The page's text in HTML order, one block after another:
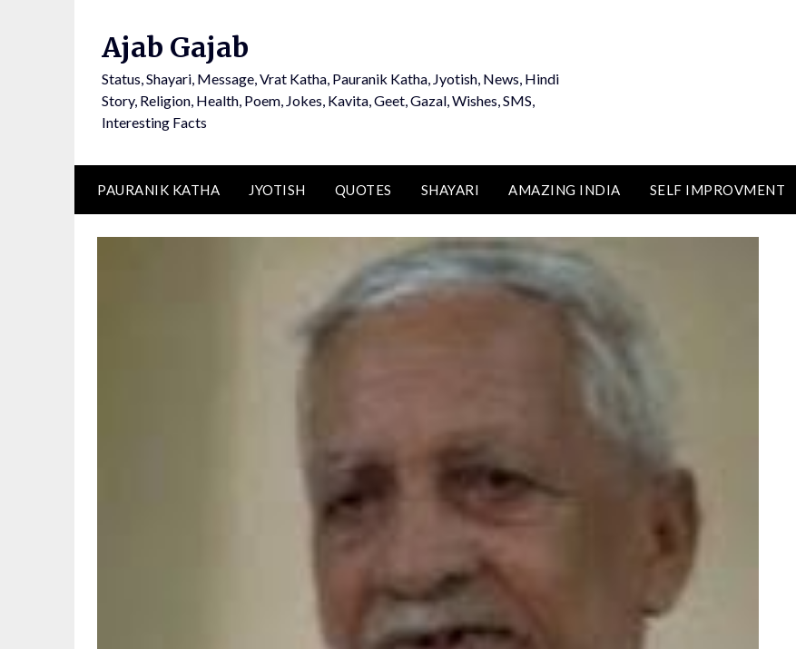
Ajab Gajab
Status, Shayari, Message, Vrat Katha, Pauranik Katha, Jyotish, News, Hindi
Story, Religion, Health, Poem, Jokes, Kavita, Geet, Gazal, Wishes, SMS,
Interesting Facts
PAURANIK KATHA JYOTISH QUOTES SHAYARI AMAZING INDIA SELF IMPROVMENT